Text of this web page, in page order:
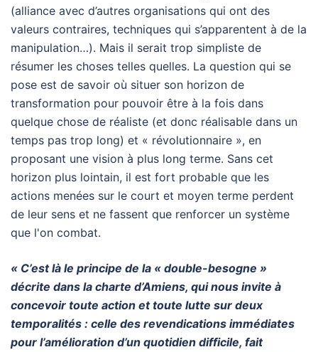
(alliance avec d’autres organisations qui ont des
valeurs contraires, techniques qui s’apparentent à de la
manipulation…). Mais il serait trop simpliste de
résumer les choses telles quelles. La question qui se
pose est de savoir où situer son horizon de
transformation pour pouvoir être à la fois dans
quelque chose de réaliste (et donc réalisable dans un
temps pas trop long) et « révolutionnaire », en
proposant une vision à plus long terme. Sans cet
horizon plus lointain, il est fort probable que les
actions menées sur le court et moyen terme perdent
de leur sens et ne fassent que renforcer un système
que l'on combat.
« C’est là le principe de la « double-besogne »
décrite dans la charte d’Amiens, qui nous invite à
concevoir toute action et toute lutte sur deux
temporalités : celle des revendications immédiates
pour l’amélioration d’un quotidien difficile, fait